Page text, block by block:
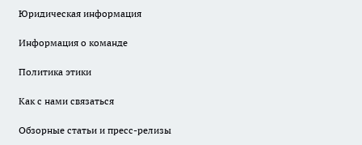
Юридическая информация
Информация о команде
Политика этики
Как с нами связаться
Обзорные статьи и пресс-релизы